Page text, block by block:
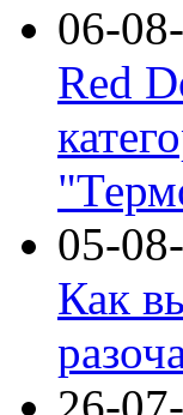
06-
Red
05-
Как